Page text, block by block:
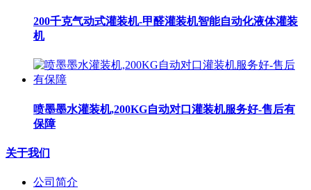
200千克气动式灌装机-甲醛灌装机智能自动化液体灌装
机
喷墨墨水灌装机,200KG自动对口灌装机服务好-售后有
保障
关于我们
公司简介